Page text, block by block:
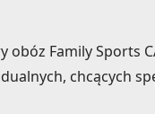
obóz Family Sports
chcących